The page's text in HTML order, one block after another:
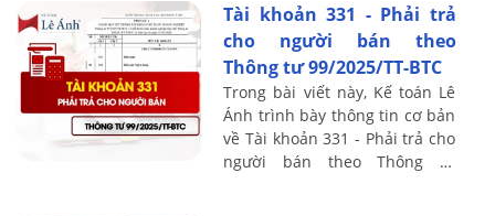
nội ...
Tài khoản 331 - Phải trả
cho người bán theo
Thông tư 99/2025/TT-BTC
Trong bài viết này, Kế toán Lê
Ánh trình bày thông tin cơ bản
về Tài khoản 331 - Phải trả cho
người bán theo Thông tư